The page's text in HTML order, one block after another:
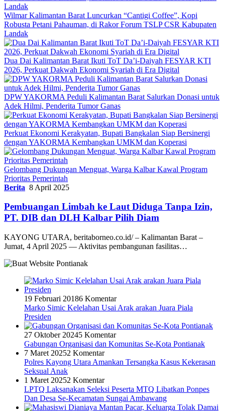
Wilmar Kalimantan Barat Luncurkan “Cantigi Coffee”, Kopi
Robusta Petani Pahauman, di Rakor Forum TSLP CSR Kabupaten
Landak
Dua Dai Kalimantan Barat Ikuti ToT Da’i-Daiyah FESYAR KTI
2026, Perkuat Dakwah Ekonomi Syariah di Era Digital
DPW YAKORMA Peduli Kalimantan Barat Salurkan Donasi untuk
Adek Hilmi, Penderita Tumor Ganas
Perkuat Ekonomi Kerakyatan, Bupati Bangkalan Siap Bersinergi
dengan YAKORMA Kembangkan UMKM dan Koperasi
Gelombang Dukungan Menguat, Warga Kalbar Kawal Program
Prioritas Pemerintah
Berita 8 April 2025
Pembuangan Limbah ke Laut Diduga Tanpa Izin,
PT. DIB dan DLH Kalbar Pilih Diam
KAYONG UTARA, beritaborneo.co.id/ – Kalimantan Barat –
Jumat, 4 April 2025 — Aktivitas pembangunan fasilitas…
19 Februari 20186 Komentar
Marko Simic Kelelahan Usai Arak arakan Juara Piala
Presiden
27 Oktober 20245 Komentar
Gabungan Organisasi dan Komunitas Se-Kota Pontianak
7 Maret 20252 Komentar
Polres Kayong Utara Amankan Tersangka Kasus Kekerasan
Seksual Anak
1 Maret 20252 Komentar
LPTQ Laksanakan Seleksi Peserta MTQ Libatkan Ponpes
Dan Desa Se-Kecamatan Sungai Ambawang